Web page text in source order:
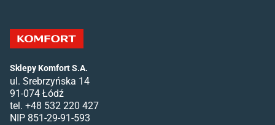
Sklepy Komfort S.A.
ul. Srebrzyńska 14
91-074 Łódź
tel. +48 532 220 427
NIP 851-29-91-593